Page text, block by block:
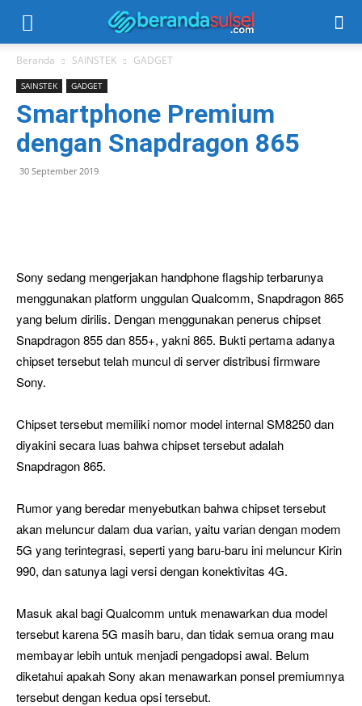
Beranda SAINSTEK GADGET
SAINSTEK GADGET
Smartphone Premium
dengan Snapdragon 865
30 September 2019
Sony sedang mengerjakan handphone flagship terbarunya
menggunakan platform unggulan Qualcomm, Snapdragon 865
yang belum dirilis. Dengan menggunakan penerus chipset
Snapdragon 855 dan 855+, yakni 865. Bukti pertama adanya
chipset tersebut telah muncul di server distribusi firmware
Sony.
Chipset tersebut memiliki nomor model internal SM8250 dan
diyakini secara luas bahwa chipset tersebut adalah
Snapdragon 865.
Rumor yang beredar menyebutkan bahwa chipset tersebut
akan meluncur dalam dua varian, yaitu varian dengan modem
5G yang terintegrasi, seperti yang baru-baru ini meluncur Kirin
990, dan satunya lagi versi dengan konektivitas 4G.
Masuk akal bagi Qualcomm untuk menawarkan dua model
tersebut karena 5G masih baru, dan tidak semua orang mau
membayar lebih untuk menjadi pengadopsi awal. Belum
diketahui apakah Sony akan menawarkan ponsel premiumnya
tersebut dengan kedua opsi tersebut.